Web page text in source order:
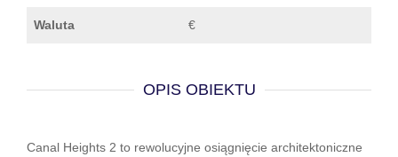
Waluta €
OPIS OBIEKTU
Canal Heights 2 to rewolucyjne osiągnięcie architektoniczne